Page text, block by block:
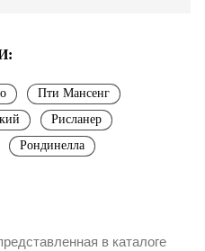
Пти Мансенг
Рисланер
Рондинелла
в каталоге